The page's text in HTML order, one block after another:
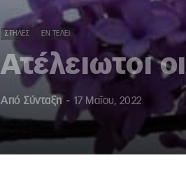
ΣΤΉΛΕΣ ΕΝ ΤΈΛΕΙ
Ατέλειωτοι
Από Σύνταξη - 17 Μαΐου, 2022